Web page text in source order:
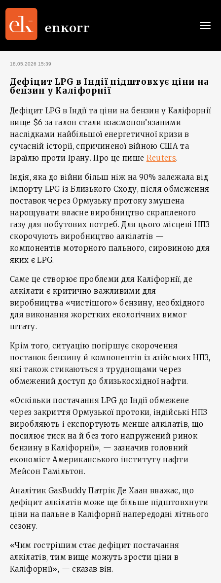
18.05.2026 15:39
Дефіцит LPG в Індії підштовхує ціни на
бензин у Каліфорнії
Дефіцит LPG в Індії та ціни на бензин у Каліфорнії
вище $6 за галон стали взаємопов’язаними
наслідками найбільшої енергетичної кризи в
сучасній історії, спричиненої війною США та
Ізраїлю проти Ірану. Про це пише Reuters.
Індія, яка до війни більш ніж на 90% залежала від
імпорту LPG із Близького Сходу, після обмеження
поставок через Ормузьку протоку змушена
нарощувати власне виробництво скрапленого
газу для побутових потреб. Для цього місцеві НПЗ
скорочують виробництво алкілатів —
компонентів моторного пального, сировиною для
яких є LPG.
Саме це створює проблеми для Каліфорнії, де
алкілати є критично важливими для
виробництва «чистішого» бензину, необхідного
для виконання жорстких екологічних вимог
штату.
Крім того, ситуацію погіршує скорочення
поставок бензину й компонентів із азійських НПЗ,
які також стикаються з труднощами через
обмежений доступ до близькосхідної нафти.
«Оскільки постачання LPG до Індії обмежене
через закриття Ормузької протоки, індійські НПЗ
виробляють і експортують менше алкілатів, що
посилює тиск на й без того напружений ринок
бензину в Каліфорнії», — зазначив головний
економіст Американського інституту нафти
Мейсон Гамільтон.
Аналітик GasBuddy Патрік Де Хаан вважає, що
дефіцит алкілатів може ще більше підштовхнути
ціни на пальне в Каліфорнії напередодні літнього
сезону.
«Чим гострішим стає дефіцит постачання
алкілатів, тим вище можуть зрости ціни в
Каліфорнії», — сказав він.